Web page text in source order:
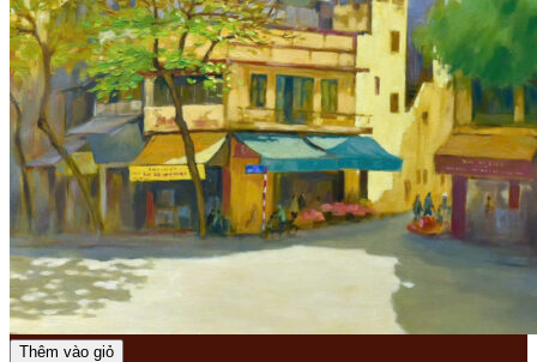
Thêm vào giỏ